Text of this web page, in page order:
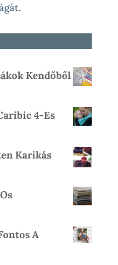
Kendőből
4-Es
Karikás
A